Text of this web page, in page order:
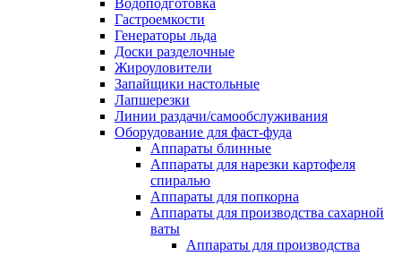
Водоподготовка
Гастроемкости
Генераторы льда
Доски разделочные
Жироуловители
Запайщики настольные
Лапшерезки
Линии раздачи/самообслуживания
Оборудование для фаст-фуда
Аппараты блинные
Аппараты для нарезки картофеля
спиралью
Аппараты для попкорна
Аппараты для производства сахарной
ваты
Аппараты для производства